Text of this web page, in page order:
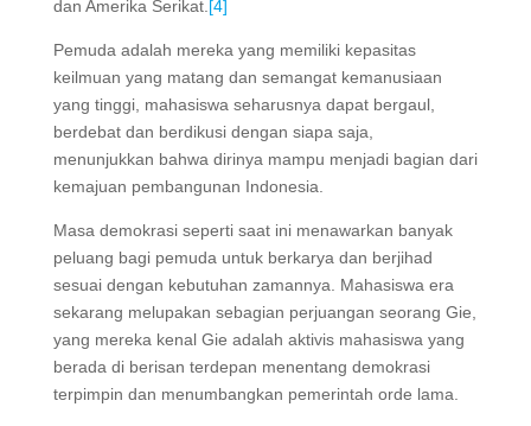
dan Amerika Serikat. [4]
Pemuda adalah mereka yang memiliki kepasitas
keilmuan yang matang dan semangat kemanusiaan
yang tinggi, mahasiswa seharusnya dapat bergaul,
berdebat dan berdikusi dengan siapa saja,
menunjukkan bahwa dirinya mampu menjadi bagian dari
kemajuan pembangunan Indonesia.
Masa demokrasi seperti saat ini menawarkan banyak
peluang bagi pemuda untuk berkarya dan berjihad
sesuai dengan kebutuhan zamannya. Mahasiswa era
sekarang melupakan sebagian perjuangan seorang Gie,
yang mereka kenal Gie adalah aktivis mahasiswa yang
berada di berisan terdepan menentang demokrasi
terpimpin dan menumbangkan pemerintah orde lama.